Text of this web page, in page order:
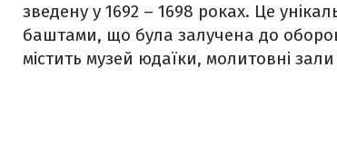
зведену у 1692 – 1698 роках. Це
баштами, що була залучена до
містить музей юдаїки, молитовні